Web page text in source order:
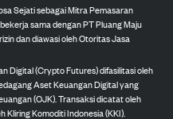
Sejati sebagai Mitra Pemasaran
sama dengan PT Pluang Maju
dan diawasi oleh Otoritas Jasa
Digital (Crypto Futures) difasilitasi oleh
Aset Keuangan Digital yang
(OJK). Transaksi dicatat oleh
Kliring Komoditi Indonesia (KKI).